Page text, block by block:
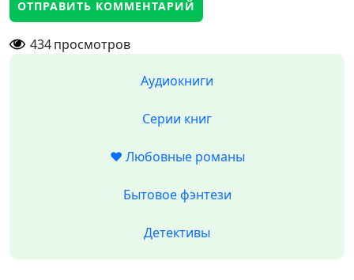
434просмотров
Аудиокниги
Серии книг
❤️ Любовные романы
Бытовое фэнтези
Детективы